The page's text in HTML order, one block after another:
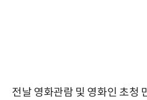
전날 영화관람 및 영화인 초청